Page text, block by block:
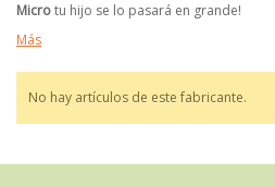
Microtu hijo se lo pasará en grande!
Más
No hay artículos de este fabricante.